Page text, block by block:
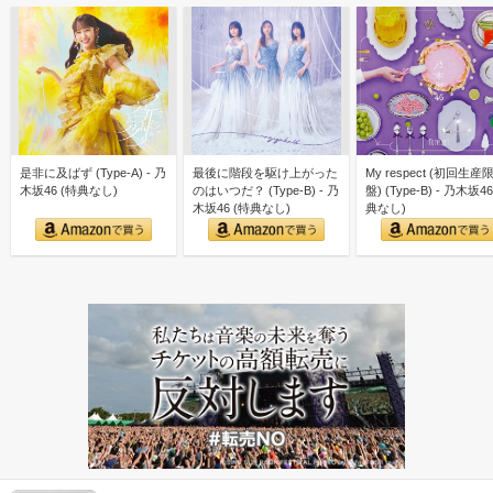
是非に及ばず (Type-A) - 乃
木坂46 (特典なし)
最後に階段を駆け上がった
のはいつだ？ (Type-B) - 乃
木坂46 (特典なし)
My respect (初回生産
盤) (Type-B) - 乃木坂
典なし)